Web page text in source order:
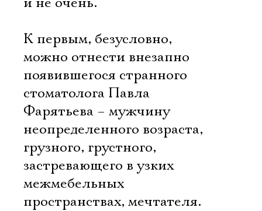
К первым, безусловно,
можно отнести внезапно
появившегося странного
стоматолога Павла
Фарятьева – мужчину
неопределенного возраста,
грузного, грустного,
застревающего в узких
межмебельных
пространствах, мечтателя.